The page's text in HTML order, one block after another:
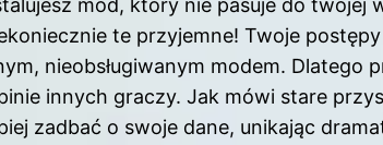
te przyjemne! Twoje
nieobsługiwanym modem. Dlatego
innych graczy. Jak mówi stare
zadbać o swoje dane, unikając